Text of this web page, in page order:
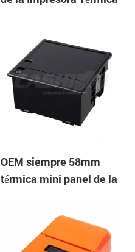
OEM siempre 58mm
térmica mini panel de la
con RS232 TTL DC5-9V